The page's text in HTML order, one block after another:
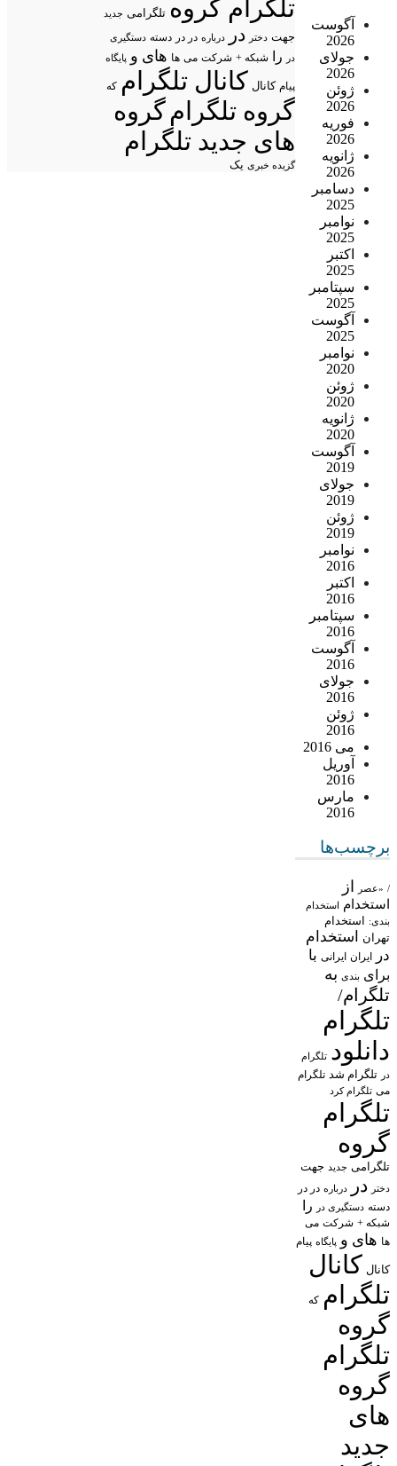
آگوست
2026
جولای
2026
ژوئن
2026
فوریه
2026
ژانویه
2026
دسامبر
2025
نوامبر
2025
اکتبر
2025
سپتامبر
2025
آگوست
2025
نوامبر
2020
ژوئن
2020
ژانویه
2020
آگوست
2019
جولای
2019
ژوئن
2019
نوامبر
2016
اکتبر
2016
سپتامبر
2016
آگوست
2016
جولای
2016
ژوئن
2016
می 2016
آوریل
2016
مارس
2016
برچسب‌ها
/ «عصر از
استخدام استخدام
بندی: استخدام
تهران
استخدام
در
ایران ایرانی با
برای بندی به
تلگرام/
تلگرام
دانلود تلگرام
در تلگرام شد تلگرام
می تلگرام کرد
تلگرام
گروه
تلگرامی جدید جهت
دختر در درباره در در
دسته دستگیری در را
شبکه + شرکت می
ها های و پایگاه پیام
کانال کانال
تلگرام که
گروه
تلگرام
گروه
های
جدید
تلگرام گروه تلگرامی جدید
جهت دختر در درباره در در دسته دستگیری
در
را شبکه + شرکت می ها های و پایگاه
پیام کانال کانال تلگرام که
گروه تلگرامگروه
های جدید تلگرام
گزیده خبری یک